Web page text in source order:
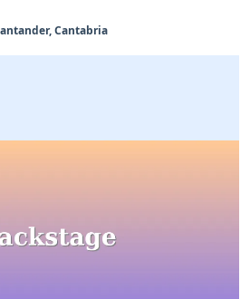
Cantabria